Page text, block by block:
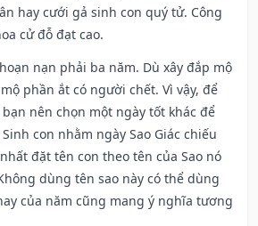
hay cưới gả sinh con quý tử. Công
cử đỗ đạt cao.
nạn phải ba năm. Dù xây đắp mộ
phần ắt có người chết. Vì vậy, để
nên chọn một ngày tốt khác để
con nhằm ngày Sao Giác chiếu
đặt tên con theo tên của Sao nó
dùng tên sao này có thể dùng
của năm cũng mang ý nghĩa tương